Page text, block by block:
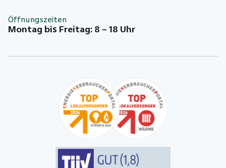
Öffnungszeiten
Montag bis Freitag: 8 – 18 Uhr